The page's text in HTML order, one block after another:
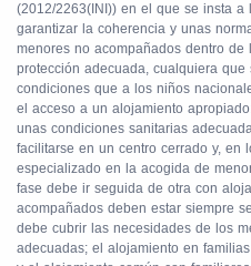
(2012/2263(INI)) en el que se insta a
garantizar la coherencia y unas
menores no acompañados dentro
protección adecuada, cualquiera
condiciones que a los niños
el acceso a un alojamiento
unas condiciones sanitarias
facilitarse en un centro cerrado y, en
especializado en la acogida de
fase debe ir seguida de otra con
acompañados deben estar siempre
debe cubrir las necesidades de los
adecuadas; el alojamiento en